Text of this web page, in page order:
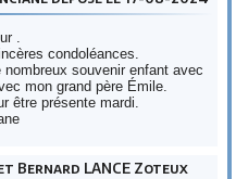
.
condoléances.
nombreux souvenir enfant avec
mon grand père Émile.
être présente mardi.
Bernard LANCE Zoteux